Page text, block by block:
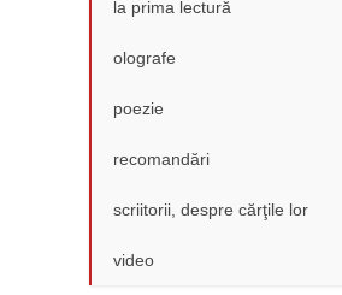
la prima lectură
olografe
poezie
recomandări
scriitorii, despre cărţile lor
video